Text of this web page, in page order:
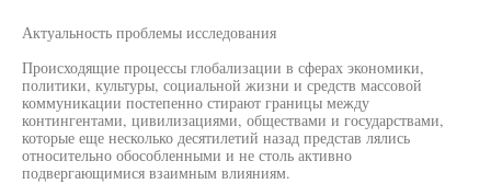
Актуальность проблемы исследования
Происходящие процессы глобализации в сферах экономики,
политики, культуры, социальной жизни и средств массовой
коммуникации постепенно стирают границы между
контингентами, цивилизациями, обществами и государствами,
которые еще несколько десятилетий назад представ лялись
относительно обособленными и не столь активно
подвергающимися взаимным влияниям.